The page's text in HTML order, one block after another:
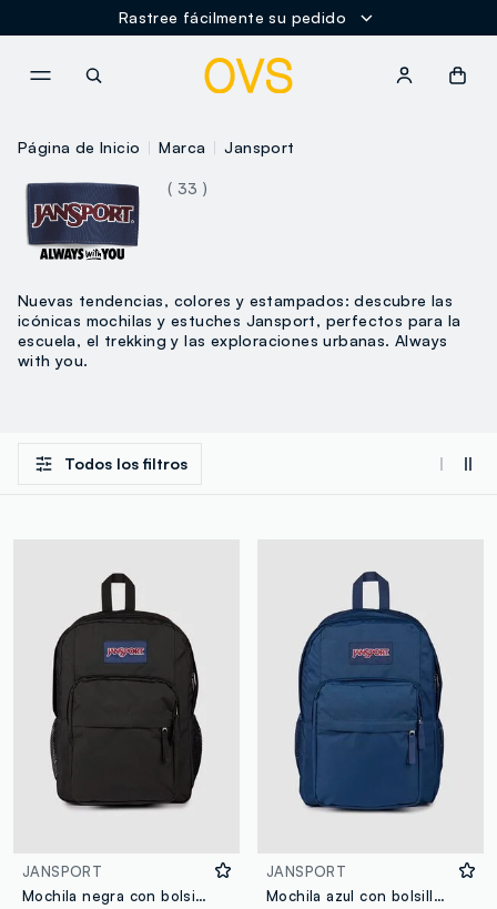
Rastree fácilmente su pedido
Página de Inicio Marca Jansport
( 33 )
Nuevas tendencias, colores y estampados: descubre las
icónicas mochilas y estuches Jansport, perfectos para la
escuela, el trekking y las exploraciones urbanas. Always
with you.
Todos los filtros
JANSPORT
Mochila negra con bolsillos exteriores
JANSPORT
Mochila azul con bolsillos exteriores